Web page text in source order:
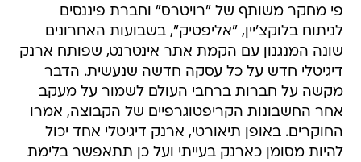
פי מחקר משותף של "רויטרס" וחברת פיננסים
לניתוח בלוקצ'יין, "אליפטיק", בשבועות האחרונים
שונה המנגנון עם הקמת אתר אינטרנט, שפותח ארנק
דיגיטלי חדש על כל עסקה חדשה שנעשית. הדבר
מקשה על חברות ברחבי העולם לשמור על מעקב
אחר החשבונות הקריפטוגרפיים של הקבוצה, אמרו
החוקרים. באופן תיאורטי, ארנק דיגיטלי אחד יכול
להיות מסומן כארנק בעייתי ועל כן תתאפשר בלימת